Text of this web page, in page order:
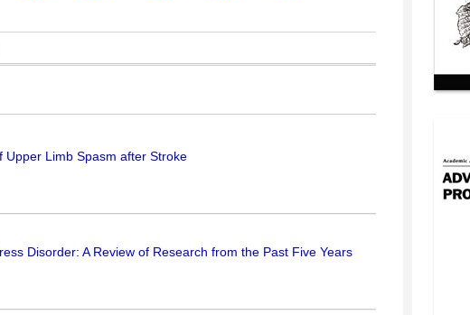
Upper Limb Spasm after Stroke
Disorder: A Review of Research from the Past Five Years